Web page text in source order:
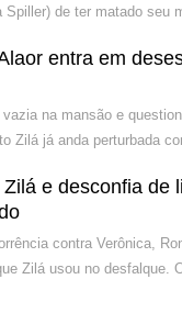
Spiller) de ter matado seu
entra em
na mansão e
Zilá já anda perturbada
e desconfia de
contra Verônica,
Zilá usou no desfalque.